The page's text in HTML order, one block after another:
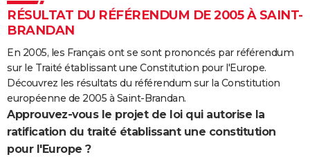
COPAINS D'AVANT
FORUM
Bricolage
Lifestyle
Culture
Sport
Auto
Television
Voyage
Cinema
RÉSULTAT DU RÉFÉRENDUM DE 2005 À SAINT-
BRANDAN
En 2005, les Français ont se sont prononcés par référendum
sur le Traité établissant une Constitution pour l'Europe.
Découvrez les résultats du référendum sur la Constitution
européenne de 2005 à Saint-Brandan.
Approuvez-vous le projet de loi qui autorise la
ratification du traité établissant une constitution
pour l'Europe ?